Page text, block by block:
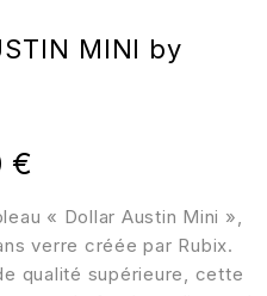
MINI by
« Dollar Austin Mini »,
verre créée par Rubix.
qualité supérieure, cette
€